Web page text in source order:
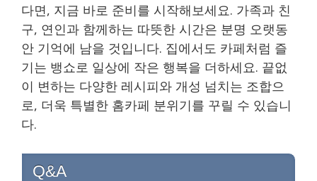
다면, 지금 바로 준비를 시작해보세요. 가족과 친
구, 연인과 함께하는 따뜻한 시간은 분명 오랫동
안 기억에 남을 것입니다. 집에서도 카페처럼 즐
기는 뱅쇼로 일상에 작은 행복을 더하세요. 끝없
이 변하는 다양한 레시피와 개성 넘치는 조합으
로, 더욱 특별한 홈카페 분위기를 꾸릴 수 있습니
다.
Q&A